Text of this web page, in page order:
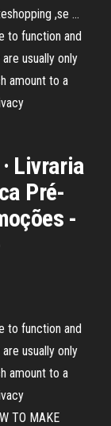
,se …
to function and
usually only
amount to a
Livraria
Pré-
-
to function and
usually only
amount to a
TO MAKE